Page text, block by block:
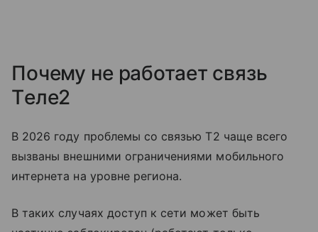
Почему не работает связь
Tеле2
В 2026 году проблемы со связью T2 чаще всего
вызваны внешними ограничениями мобильного
интернета на уровне региона.
В таких случаях доступ к сети может быть